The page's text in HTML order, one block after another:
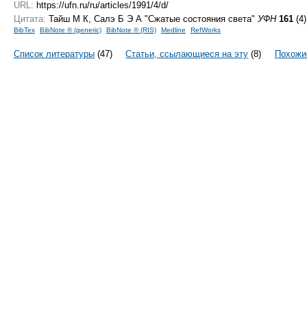
URL: https://ufn.ru/ru/articles/1991/4/d/
Цитата: Тайш М К, Салэ Б Э А "Сжатые состояния света" УФН 161
BibTex BibNote ® (generic) BibNote ® (RIS) Medline RefWorks
Список литературы (47) Статьи, ссылающиеся на эту (8)